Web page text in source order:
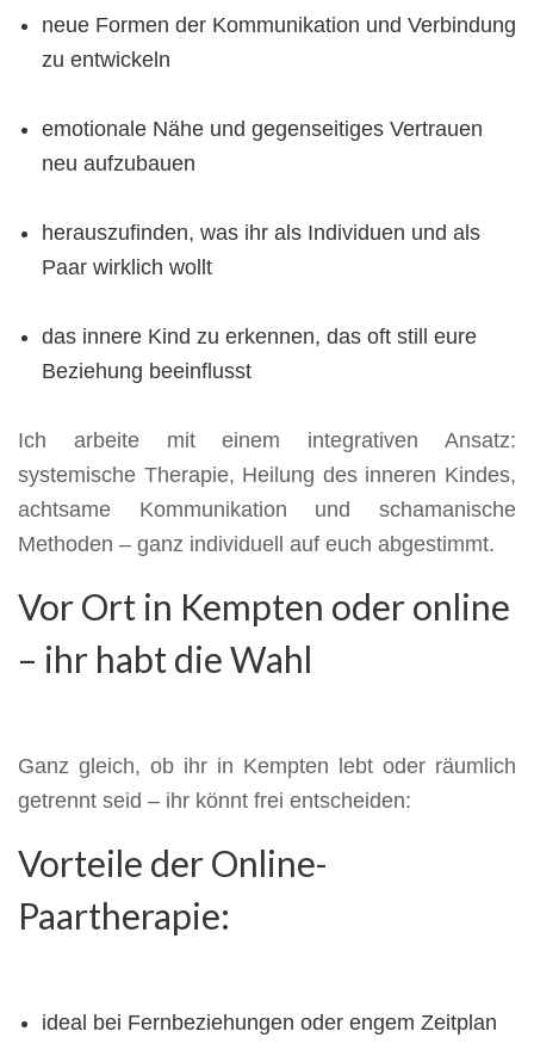
neue Formen der Kommunikation und Verbindung
zu entwickeln
emotionale Nähe und gegenseitiges Vertrauen
neu aufzubauen
herauszufinden, was ihr als Individuen und als
Paar wirklich wollt
das innere Kind zu erkennen, das oft still eure
Beziehung beeinflusst
Ich arbeite mit einem integrativen Ansatz:
systemische Therapie, Heilung des inneren Kindes,
achtsame Kommunikation und schamanische
Methoden – ganz individuell auf euch abgestimmt.
Vor Ort in Kempten oder online
– ihr habt die Wahl
Ganz gleich, ob ihr in Kempten lebt oder räumlich
getrennt seid – ihr könnt frei entscheiden:
Vorteile der Online-
Paartherapie:
ideal bei Fernbeziehungen oder engem Zeitplan